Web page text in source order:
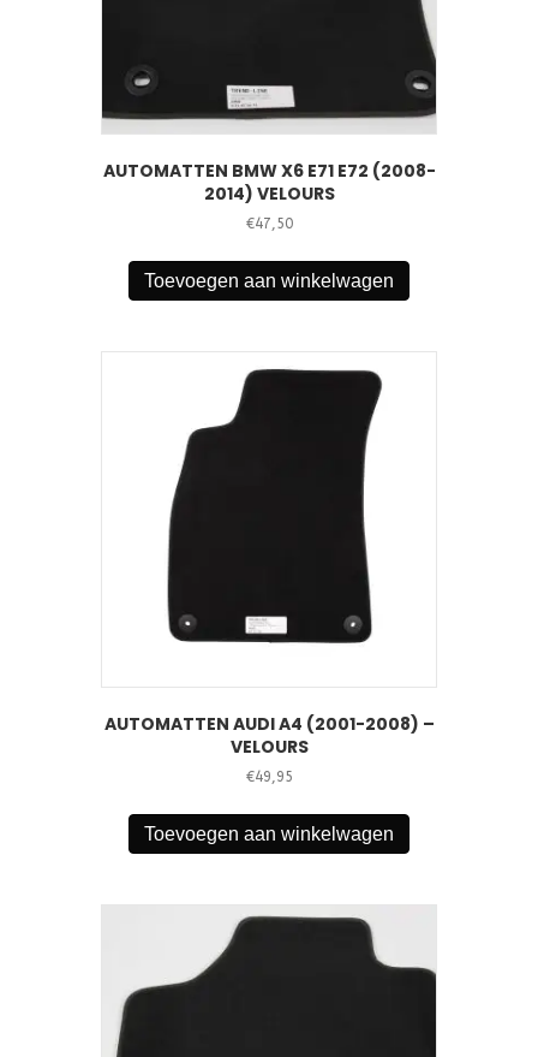
AUTOMATTEN BMW X6 E71 E72 (2008-
2014) VELOURS
€47,50
Toevoegen aan winkelwagen
AUTOMATTEN AUDI A4 (2001-2008) –
VELOURS
€49,95
Toevoegen aan winkelwagen